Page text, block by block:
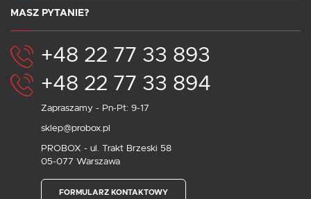
MASZ PYTANIE?
+48 22 77 33 893
+48 22 77 33 894
Zapraszamy - Pn-Pt: 9-17
sklep@probox.pl
PROBOX - ul. Trakt Brzeski 58
05-077 Warszawa
FORMULARZ KONTAKTOWY